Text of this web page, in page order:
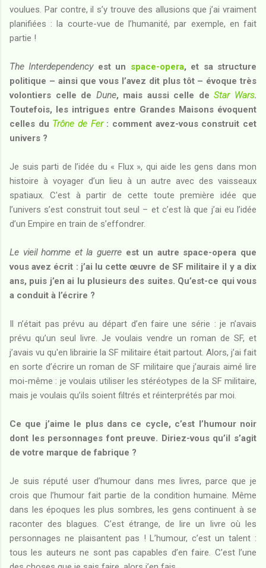
voulues. Par contre, il s’y trouve des allusions que j’ai vraiment
planifiées : la courte-vue de l’humanité, par exemple, en fait
partie !
The Interdependencyest un space-opera, et sa structure
politique – ainsi que vous l’avez dit plus tôt – évoque très
volontiers celle de Dune, mais aussi celle deStar Wars.
Toutefois, les intrigues entre Grandes Maisons évoquent
celles du Trône de Fer: comment avez-vous construit cet
univers ?
Je suis parti de l’idée du « Flux », qui aide les gens dans mon
histoire à voyager d’un lieu à un autre avec des vaisseaux
spatiaux. C'est à partir de cette toute première idée que
l’univers s’est construit tout seul – et c’est là que j’ai eu l’idée
d’un Empire en train de s’effondrer.
Le vieil homme et la guerre est un autre space-opera que
vous avez écrit : j’ai lu cette œuvre de SF militaire il y a dix
ans, puis j’en ai lu plusieurs des suites. Qu’est-ce qui vous
a conduit à l’écrire ?
Il n’était pas prévu au départ d’en faire une série : je n’avais
prévu qu’un seul livre. Je voulais vendre un roman de SF, et
j’avais vu qu'en librairie la SF militaire était partout. Alors, j’ai fait
en sorte d’écrire un roman de SF militaire que j’aurais aimé lire
moi-même : je voulais utiliser les stéréotypes de la SF militaire,
mais je voulais qu’ils soient filtrés et réinterprétés par moi.
Ce que j’aime le plus dans ce cycle, c’est l’humour noir
dont les personnages font preuve. Diriez-vous qu’il s’agit
de votre marque de fabrique ?
Je suis réputé user d’humour dans mes livres, parce que je
crois que l’humour fait partie de la condition humaine. Même
dans les époques les plus sombres, les gens continuent à se
raconter des blagues. C’est étrange, de lire un livre où les
personnages ne plaisantent pas ! L’humour, c’est un talent :
tous les auteurs ne sont pas capables d’en faire. C’est l’une